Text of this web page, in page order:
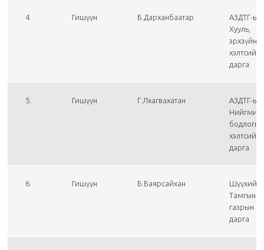
4. Гишүүн Б.Дарханбаатар
АЗДТГ-ын
Хууль,
эрхзүйн
хэлтсийн
дарга
5. Гишүүн Г.Лхагвахатан
АЗДТГ-ын
бодлогын
хэлтсийн
дарга
6. Гишүүн Б.Баярсайхан
Шүүхий
Тамгын
газрын
дарга